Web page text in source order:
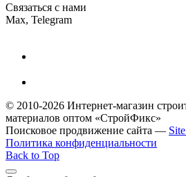
Связаться с нами
Max, Telegram
© 2010-2026 Интернет-магазин
материалов оптом «СтройФикс»
Поисковое продвижение сайта —
Политика конфиденциальности
Back to Top